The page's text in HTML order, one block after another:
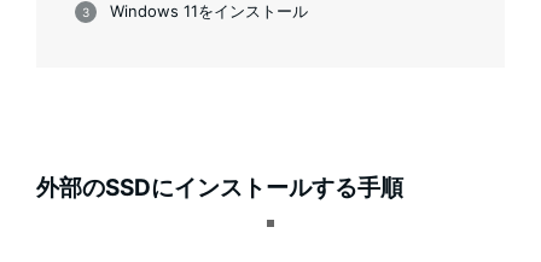
Windows 11をインストール
外部のSSDにインストールする手順